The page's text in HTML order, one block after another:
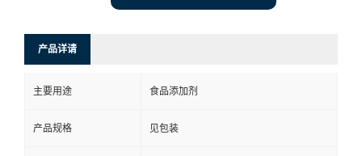
产品详请
主要用途 食品添加剂
产品规格 见包装